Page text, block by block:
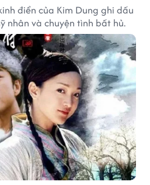
điển của Kim Dung ghi dấu
nhân và chuyện tình bất hủ.